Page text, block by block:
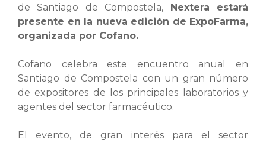
de Santiago de Compostela,
Nextera estará
presente en la nueva edición de ExpoFarma,
organizada por Cofano.
Cofano celebra este encuentro anual en
Santiago de Compostela con un gran número
de expositores de los principales laboratorios y
agentes del sector farmacéutico.
El evento, de gran interés para el sector